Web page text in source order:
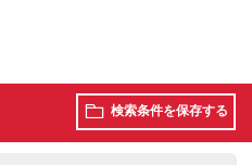
検索条件を保存する